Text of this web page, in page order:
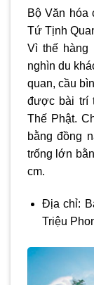
Bộ Văn hóa
Tứ Tịnh
Vì thế hàng
nghìn du
quan, cầu
được bài trí
Thế Phật.
bằng đồng
trống lớn
cm.
Địa chỉ:
Triệu